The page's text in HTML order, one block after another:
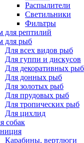
Распылители
Светильники
Фильтры
для рептилий
для рыб
Для всех видов рыб
Для гуппи и дискусов
Для декоративных рыб
Для донных рыб
Для золотых рыб
Для прудовых рыб
Для тропических рыб
Для цихлид
собак
Карабины, вертлюги